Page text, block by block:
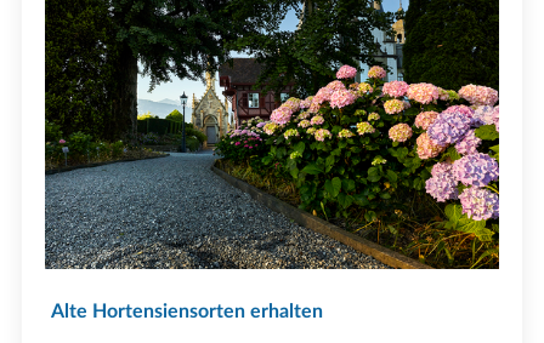
Alte Hortensiensorten erhalten